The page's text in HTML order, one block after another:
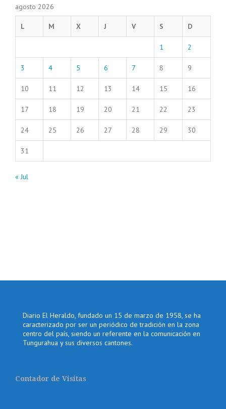
agosto 2026
L M X J V S D
1 2
3 4 5 6 7 8 9
10 11 12 13 14 15 16
17 18 19 20 21 22 23
24 25 26 27 28 29 30
31
« Jul
Diario El Heraldo, fundado un 15 de marzo de 1958, se ha
caracterizado por ser un periódico de tradición en la zona
centro del país, siendo un referente en la comunicación en
Tungurahua y sus diversos cantones.
Contador de Visitas